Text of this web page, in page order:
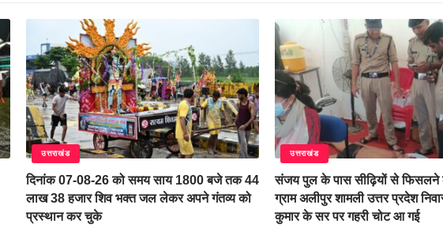
उत्तराखंड
दिनांक 07-08-26 को समय साय 1800 बजे तक 44
लाख 38 हजार शिव भक्त जल लेकर अपने गंतव्य को
प्रस्थान कर चुके
उत्तराखंड
संजय पुल के पास सीढ़ियों से फिसलने
ग्राम अलीपुर शामली उत्तर प्रदेश
कुमार के सर पर गहरी चोट आ गई